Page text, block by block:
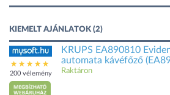
KIEMELT AJÁNLATOK (2)
200 vélemény
KRUPS EA890810
automata kávéfőző
Raktáron